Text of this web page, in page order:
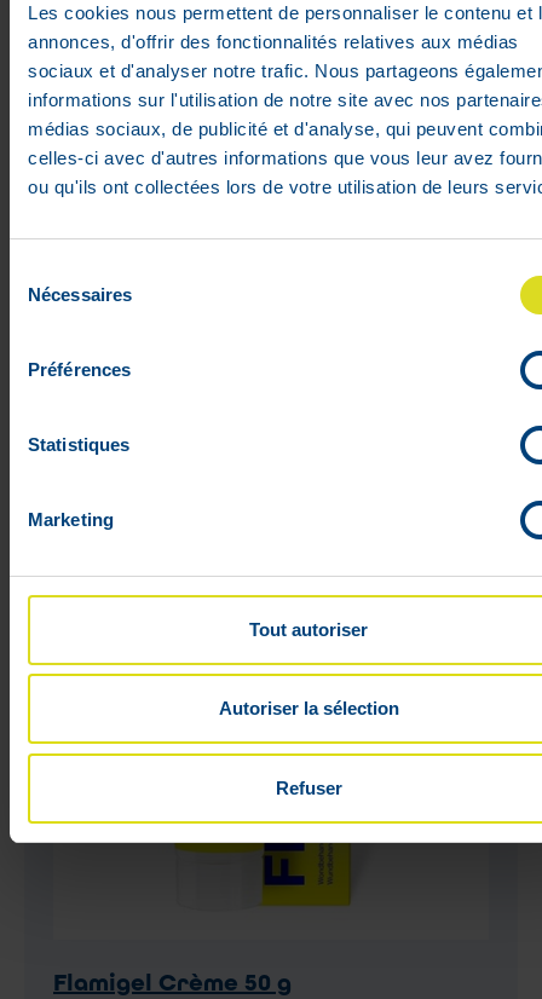
Les cookies nous permettent de personnaliser le contenu et
annonces, d'offrir des fonctionnalités relatives aux médias
sociaux et d'analyser notre trafic. Nous partageons
informations sur l'utilisation de notre site avec nos
médias sociaux, de publicité et d'analyse, qui peuvent
celles-ci avec d'autres informations que vous leur avez
ou qu'ils ont collectées lors de votre utilisation de leurs
Nécessaires
Préférences
Statistiques
Marketing
Tout autoriser
Autoriser la sélection
Refuser
Flamigel Crème 100 g
Prix public conseillé :25,49€
Flamigel Crème 50 g